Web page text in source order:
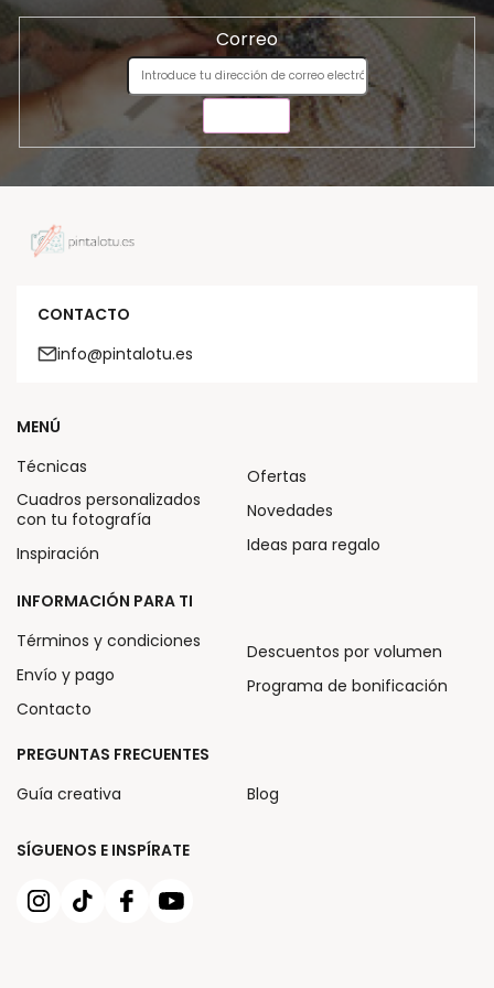
Correo
CONTACTO
info@pintalotu.es
SÍGUENOS E INSPÍRATE
MENÚ
Técnicas
Cuadros personalizados
con tu fotografía
Inspiración
Ofertas
Novedades
Ideas para regalo
INFORMACIÓN PARA TI
Términos y condiciones
Envío y pago
Contacto
Descuentos por volumen
Programa de bonificación
PREGUNTAS FRECUENTES
Guía creativa
Blog